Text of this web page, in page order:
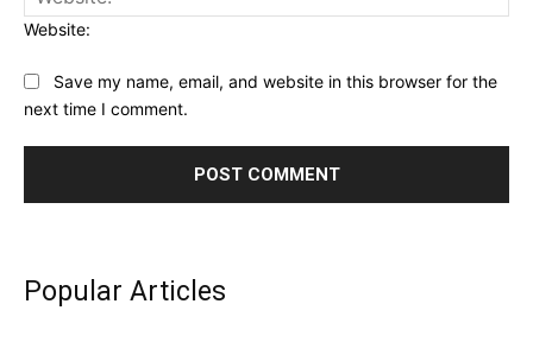
Website:
Save my name, email, and website in this browser for the
next time I comment.
Popular Articles